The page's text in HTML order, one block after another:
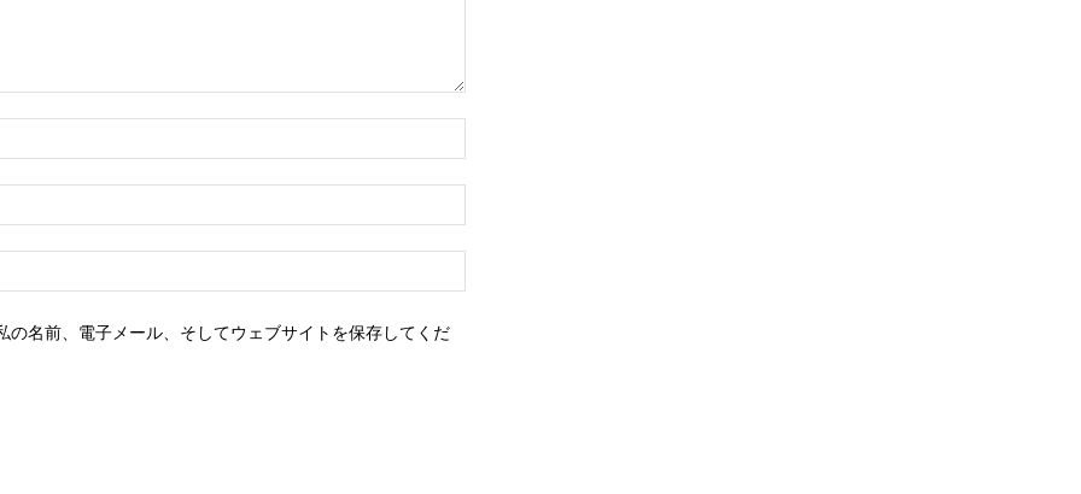
前：
メ
ー
ェ
名前、電子メール、そしてウェブサイトを保存してくだ